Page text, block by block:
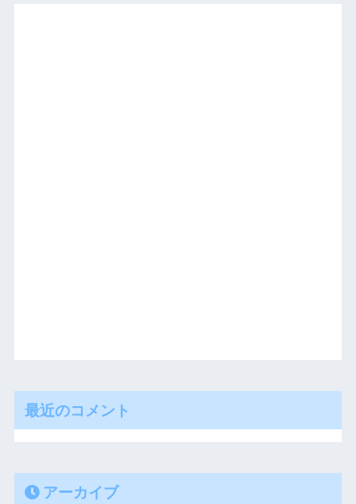
最近のコメント
アーカイブ